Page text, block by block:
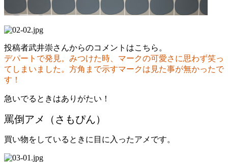
投稿者武井崇さんからのコメントはこちら。
デパートで発見。みつけた時、マークの可愛さに思わず笑っ
てしまいました。方角まで示すマークは見た事が無かったで
す！
急いでるときはありがたい！
罵倒アメ（さもぴん）
買い物をしているときに目に入ったアメです。